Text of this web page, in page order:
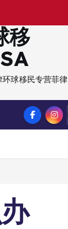
球移民专营菲律